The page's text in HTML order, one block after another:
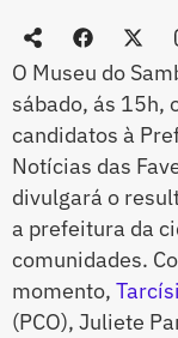
O Museu do
sábado, ás 15h,
candidatos à
Notícias das
divulgará o
a prefeitura da
comunidades.
momento,
(PCO), Juliete